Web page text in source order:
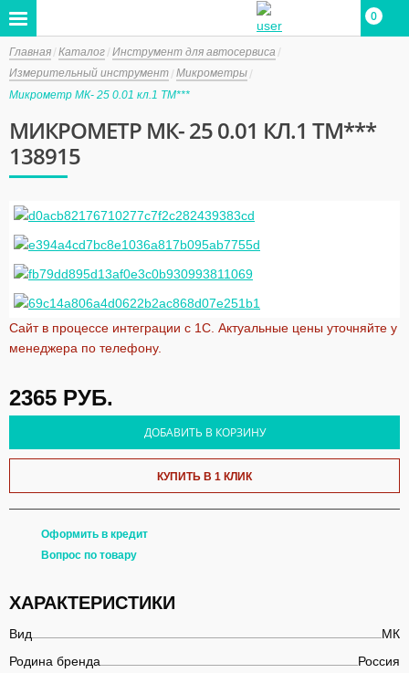
0
Главная Каталог Инструмент для автосервиса
Измерительный инструмент Микрометры
Микрометр МК- 25 0.01 кл.1 ТМ***
МИКРОМЕТР МК- 25 0.01 КЛ.1 ТМ***
138915
Сайт в процессе интеграции с 1С. Актуальные цены уточняйте у
менеджера по телефону.
2365 РУБ.
ДОБАВИТЬ В КОРЗИНУ
КУПИТЬ В 1 КЛИК
Оформить в кредит
Вопрос по товару
ХАРАКТЕРИСТИКИ
Вид
МК
Родина бренда
Россия